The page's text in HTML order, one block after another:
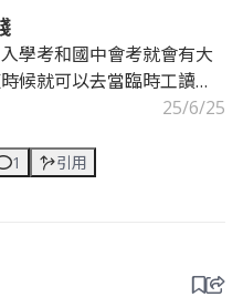
工讀生是沒在整理嗎？這
，沒有去問任何人，就繼
那麼多舊資料沒整理，可
工作有需求，需要查詢前
料拿走再拿回來就隨便放
以才會需要我們這些工讀
來也覺得當時的自己滿笨
學考和國中會考就會有大
候就可以去當臨時工讀
數通常是4小時，而考場場
。時薪從190~350元不
很友善，就算沒有意願要
25/6/25
1 引用